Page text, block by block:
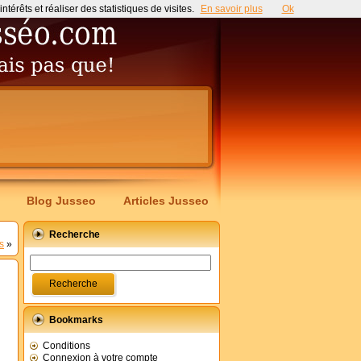
Blog Jusseo Articles Jusseo
»
Recherche
Bookmarks
Conditions
Connexion à votre compte
et réaliser des statistiques de visites. En savoir plus Ok